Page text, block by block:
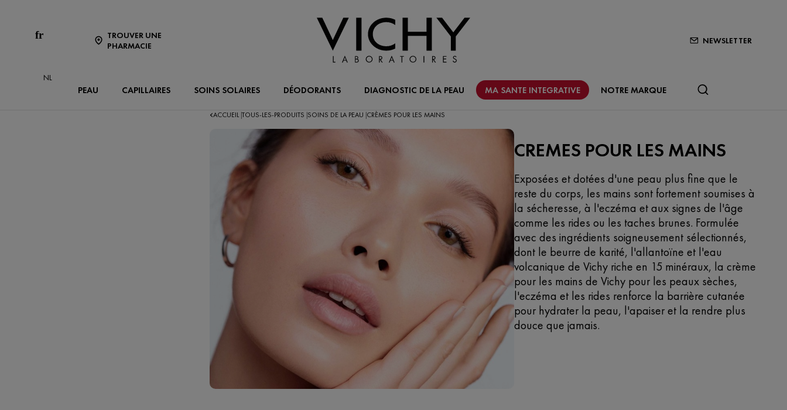
fr
NL
TROUVER UNE
PHARMACIE
NEWSLETTER
PEAU CAPILLAIRES SOINS SOLAIRES DÉODORANTS DIAGNOSTIC DE LA PEAU MA SANTE INTEGRATIVE NOTRE MARQUE
ACCUEIL |TOUS-LES-PRODUITS SOINS DE LA PEAU CRÈMES POUR LES MAINS
CREMES POUR LES MAINS
Exposées et dotées d'une peau plus fine que le
reste du corps, les mains sont fortement soumises à
la sécheresse, à l'eczéma et aux signes de l'âge
comme les rides ou les taches brunes. Formulée
avec des ingrédients soigneusement sélectionnés,
dont le beurre de karité, l'allantoïne et l'eau
volcanique de Vichy riche en 15 minéraux, la crème
pour les mains de Vichy pour les peaux sèches,
l'eczéma et les rides renforce la barrière cutanée
pour hydrater la peau, l'apaiser et la rendre plus
douce que jamais.